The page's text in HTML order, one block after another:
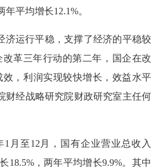
平均增长12.1%。
济运行平稳，支撑了经济的平稳较
改革三年行动的第二年，国企在改
，利润实现较快增长，效益水平
财经战略研究院财政研究室主任何
1月至12月，国有企业营业总收入
18.5%，两年平均增长9.9%。其中